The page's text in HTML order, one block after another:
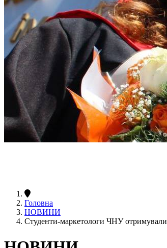
Головна
НОВИНИ
Студенти-маркетологи ЧНУ отримували